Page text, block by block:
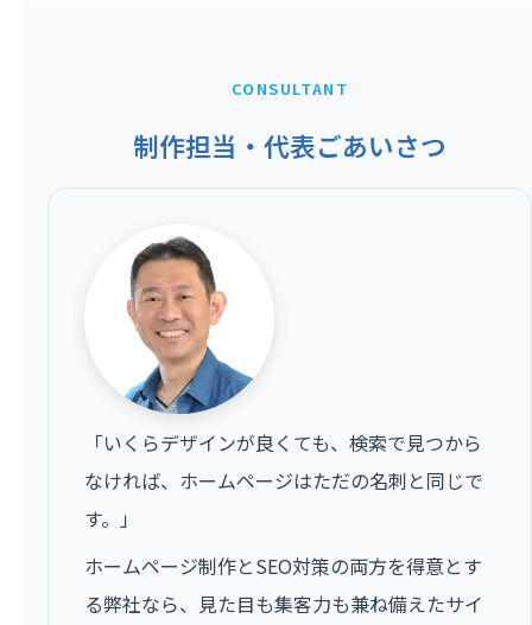
CONSULTANT
制作担当・代表ごあいさつ
「いくらデザインが良くても、検索で見つから
なければ、ホームページはただの名刺と同じで
す。」
ホームページ制作とSEO対策の両方を得意とす
る弊社なら、見た目も集客力も兼ね備えたサイ